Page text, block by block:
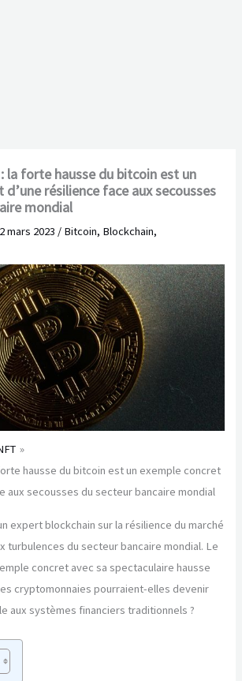
la forte hausse du bitcoin est un
résilience face aux secousses
mondial
mars 2023 / Bitcoin, Blockchain,
hausse du bitcoin est un exemple concret
aux secousses du secteur bancaire mondial
expert blockchain sur la résilience du marché
turbulences du secteur bancaire mondial. Le
concret avec sa spectaculaire hausse
cryptomonnaies pourraient-elles devenir
aux systèmes financiers traditionnels ?